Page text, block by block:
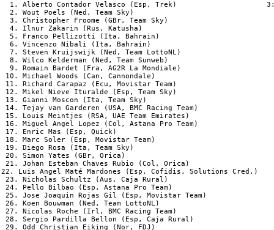
1. Alberto Contador Velasco (Esp, Trek)
2. Wout Poels (Ned, Team Sky)
  3. Christopher Froome (GBr, Team Sky)
4. Ilnur Zakarin (Rus, Katusha)
5. Franco Pellizotti (Ita, Bahrain)
  6. Vincenzo Nibali (Ita, Bahrain)
  7. Steven Kruijswijk (Ned, Team LottoNL)
8. Wilco Kelderman (Ned, Team Sunweb)
9. Romain Bardet (Fra, AG2R La Mondiale)
10. Michael Woods (Can, Cannondale)
11. Richard Carapaz (Ecu, Movistar Team)
12. Mikel Nieve Ituralde (Esp, Team Sky)
13. Gianni Moscon (Ita, Team Sky)
14. Tejay van Garderen (USA, BMC Racing Team)
15. Louis Meintjes (RSA, UAE Team Emirates)
16. Miguel Angel Lopez (Col, Astana Pro Team)
17. Enric Mas (Esp, Quick)
18. Marc Soler (Esp, Movistar Team)
19. Diego Rosa (Ita, Team Sky)
20. Simon Yates (GBr, Orica)
21. Johan Esteban Chaves Rubio (Col, Orica)
22. Luis Angel Maté Mardones (Esp, Cofidis, Solutions Cred.)
23. Nicholas Schultz (Aus, Caja Rural)
24. Pello Bilbao (Esp, Astana Pro Team)
25. Jose Joaquin Rojas Gil (Esp, Movistar Team)
26. Koen Bouwman (Ned, Team LottoNL)
27. Nicolas Roche (Irl, BMC Racing Team)
28. Sergio Pardilla Bellon (Esp, Caja Rural)
29. Odd Christian Eiking (Nor, FDJ)